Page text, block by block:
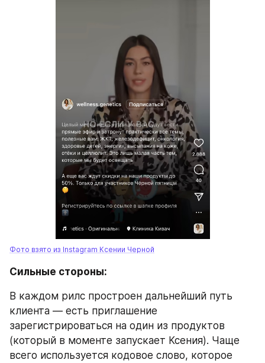
Фото взято из Instagram Ксении Черной
Сильные стороны:
В каждом рилс простроен дальнейший путь
клиента — есть приглашение
зарегистрироваться на один из продуктов
(который в моменте запускает Ксения). Чаще
всего используется кодовое слово, которое